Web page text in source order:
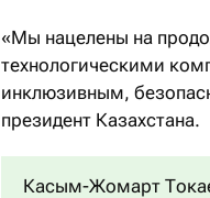
«Мы нацелены на
технологическими
инклюзивным,
президент Казахстана.
Касым-Жомарт